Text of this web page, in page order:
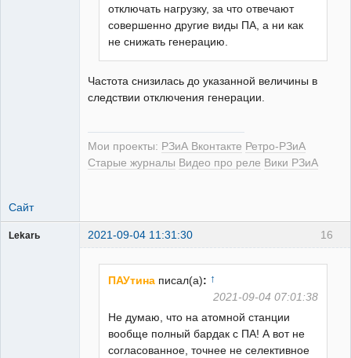
отключать нагрузку, за что отвечают
совершенно другие виды ПА, а ни как
не снижать генерацию.
Частота снизилась до указанной величины в
следствии отключения генерации.
Мои проекты: РЗиА Вконтакте Ретро-РЗиА
Старые журналы Видео про реле Вики РЗиА
Сайт
16
Lekarь 2021-09-04 11:31:30
ПАУтина писал(а): ↑
2021-09-04 07:01:38
Не думаю, что на атомной станции
вообще полный бардак с ПА! А вот не
согласованное, точнее не селективное